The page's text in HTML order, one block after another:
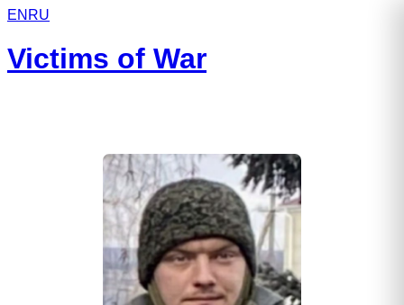
EN RU
Victims of War